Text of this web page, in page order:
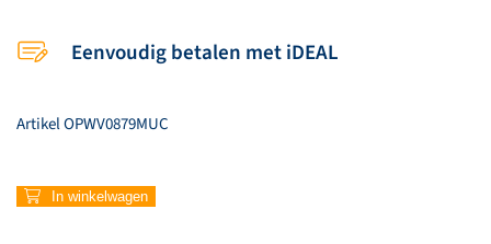
Eenvoudig betalen met iDEAL
ArtikelOPWV0879MUC
879- In winkelwagen